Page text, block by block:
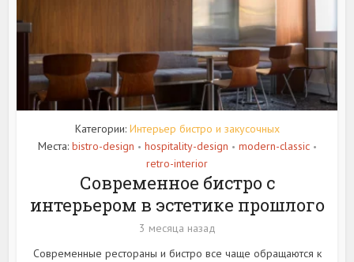
Категории: Интерьер бистро и закусочных
Места: bistro-design • hospitality-design • modern-classic •
retro-interior
Современное бистро с
интерьером в эстетике прошлого
3 месяца назад
Современные рестораны и бистро все чаще обращаются к